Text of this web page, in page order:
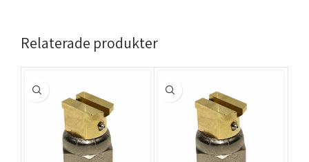
Relaterade produkter